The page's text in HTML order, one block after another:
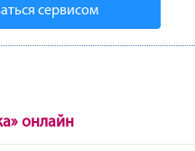
сервисом
онлайн